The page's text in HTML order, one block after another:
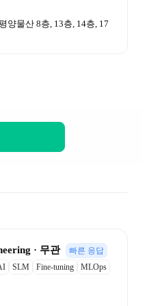
양물산 8층, 13층, 14층, 17
· 무관
빠른 응답
SLM Fine-tuning
MLOps